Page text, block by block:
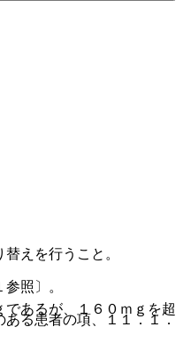
えを行うこと。
照〕。
る患者の項、１１．１．
あるが、１６０ｍｇを超